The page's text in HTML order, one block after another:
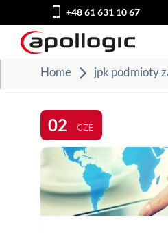
+48 61 631 10 67
Home jpk podmioty
02 CZE